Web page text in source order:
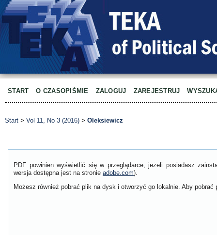
START O CZASOPIŚMIE ZALOGUJ ZAREJESTRUJ
Start > Vol 11, No 3 (2016) > Oleksiewicz
PDF powinien wyświetlić się w przeglądarce, jeżeli posiadasz
wersja dostępna jest na stronie adobe.com).
Możesz również pobrać plik na dysk i otworzyć go lokalnie. Aby